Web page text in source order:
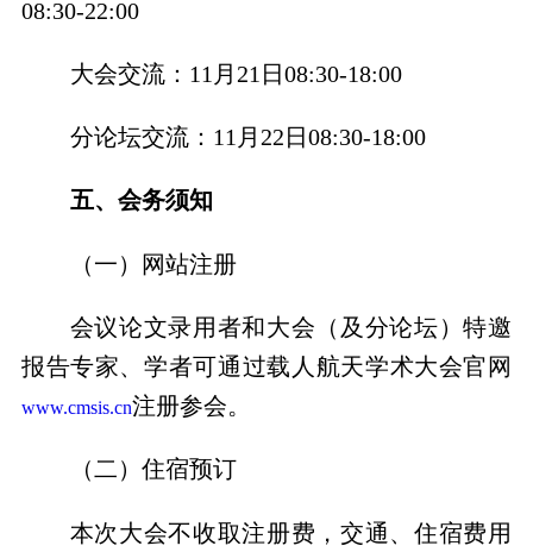
08:30-22:00
大会交流： 11 月 21 日 08:30-18:00
分论坛交流： 11 月 22 日 08:30-18:00
五、会务须知
（一）网站注册
会议论文录用者和大会（及分论坛）特邀
报告专家、学者可通过载人航天学术大会官网
www.cmsis.cn注册参会。
（二）住宿预订
本次大会不收取注册费，交通、住宿费用